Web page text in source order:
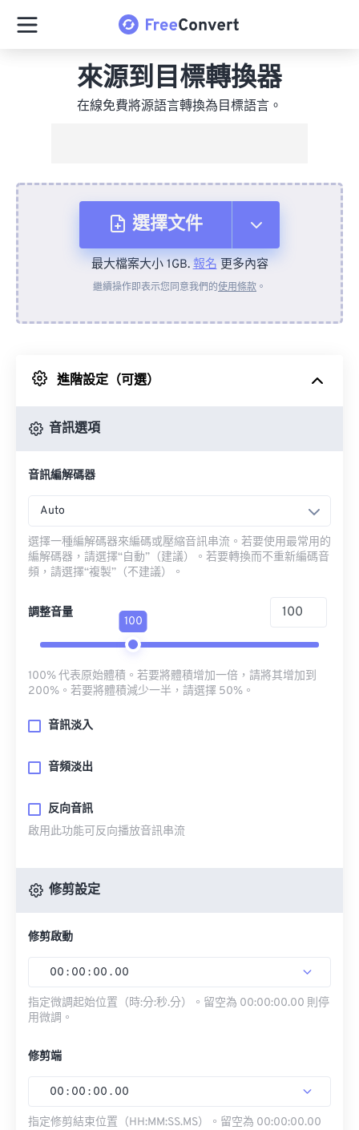
來源到目標轉換器
在線免費將源語言轉換為目標語言。
選擇文件
來自裝置
來自 Google 雲端硬碟
最大檔案大小 1GB.報名更多內容
繼續操作即表示您同意我們的使用條款 。
進階設定（可選）
音訊選項
音訊編解碼器
Auto
選擇一種編解碼器來編碼或壓縮音訊串流。若要使用最常用的
編解碼器，請選擇“自動”（建議）。若要轉換而不重新編碼音
頻，請選擇“複製”（不建議）。
調整音量
100
100% 代表原始體積。若要將體積增加一倍，請將其增加到
200%。若要將體積減少一半，請選擇 50%。
音訊淡入
音頻淡出
反向音訊
啟用此功能可反向播放音訊串流
修剪設定
修剪啟動
00 : 00 : 00 . 00
指定微調起始位置（時:分:秒.分）。留空為 00:00:00.00 則停
用微調。
修剪端
00 : 00 : 00 . 00
指定修剪結束位置（HH:MM:SS.MS）。留空為 00:00:00.00